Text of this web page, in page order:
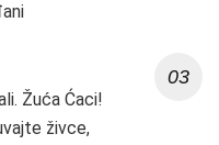
Žuća Ćaci!
živce,